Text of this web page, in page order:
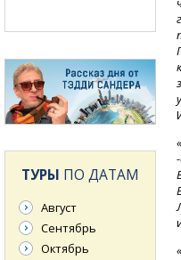
-
ТУРЫ ПО ДАТАМ
Август
Сентябрь
Октябрь